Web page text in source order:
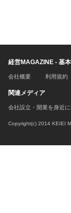
経営MAGAZINE - 基
会社概要 利用規約
関連メディア
会社設立・開業を身近に
Copyright(c) 2014 KEIEI